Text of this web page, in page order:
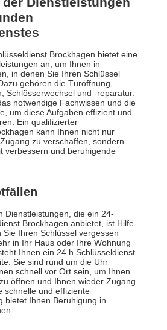
Brockhagen bietet eine
an, um Ihnen in
in denen Sie Ihren Schlüssel
gehören die Türöffnung,
Schlösserwechsel und -reparatur.
notwendige Fachwissen und die
um diese Aufgaben effizient und
Ein qualifizierter
kann Ihnen nicht nur
zu verschaffen, sondern
verbessern und beruhigende
Dienstleistungen, die ein 24-
Brockhagen anbietet, ist Hilfe
Sie Ihren Schlüssel vergessen
in Ihr Haus oder Ihre Wohnung
Ihnen ein 24 h Schlüsseldienst
Sie sind rund um die Uhr
schnell vor Ort sein, um Ihnen
öffnen und Ihnen wieder Zugang
schnelle und effiziente
bietet Ihnen Beruhigung in